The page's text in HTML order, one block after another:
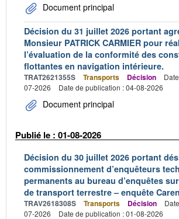
Document principal
Décision du 31 juillet 2026 portant
Monsieur PATRICK CARMIER pour
l’évaluation de la conformité des
flottantes en navigation intérieure.
TRAT2621355S Transports Décision
07-2026
Date de publication : 04-08-2026
Document principal
Publié le : 01-08-2026
Décision du 30 juillet 2026 portant
commissionnement d’enquêteurs
permanents au bureau d’enquêtes
de transport terrestre – enquête
TRAV2618308S Transports Décision
07-2026
Date de publication : 01-08-2026